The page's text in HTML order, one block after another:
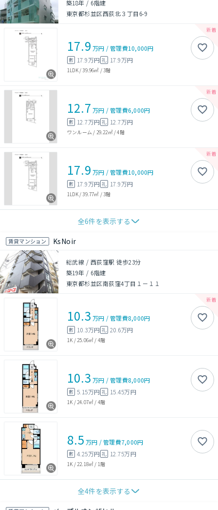
築18年 / 6階建
東京都杉並区西荻北３丁目6-9
17.9 万円 /管理費10,000円
敷 17.9万円 礼 17.9万円
1LDK/39.96㎡ /3階
12.7 万円 /管理費6,000円
敷 12.7万円 礼 12.7万円
ワンルーム / 29.22㎡/4階
17.9 万円 /管理費10,000円
敷 17.9万円 礼 17.9万円
1LDK/39.77㎡ /3階
全6件を表示する
賃貸マンション KsNoir
総武線 / 西荻窪駅 徒歩23分
築19年 / 6階建
東京都杉並区南荻窪4丁目１－１１
10.3 万円 /管理費8,000円
敷 10.3万円 礼 20.6万円
1K / 25.06㎡ / 4階
10.3 万円 /管理費8,000円
敷 5.15万円 礼 15.45万円
1K / 24.07㎡ / 4階
8.5 万円 /管理費7,000円
敷 4.25万円 礼 12.75万円
1K / 22.18㎡ / 1階
全4件を表示する